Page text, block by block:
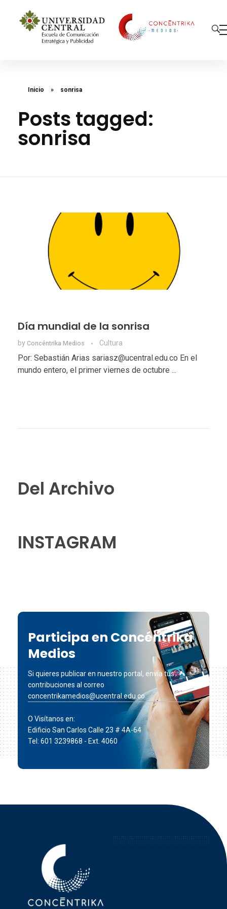
Inicio » sonrisa
Posts tagged:
sonrisa
Día mundial de la sonrisa
by Concéntrika Medios Cultura
Por: Sebastián Arias sariasz@ucentral.edu.co En el
mundo entero, el primer viernes de octubre ...
Del Archivo
INSTAGRAM
Participa en Concéntrika
Medios
Si quieres publicar en nuestro portal, envía tus
contribuciones al correo
concentrikamedios@ucentral.edu.co
O Visítanos en:
Edificio San Carlos Calle 23 # 4A-64
Tel: 601 3239868 - Ext. 4060